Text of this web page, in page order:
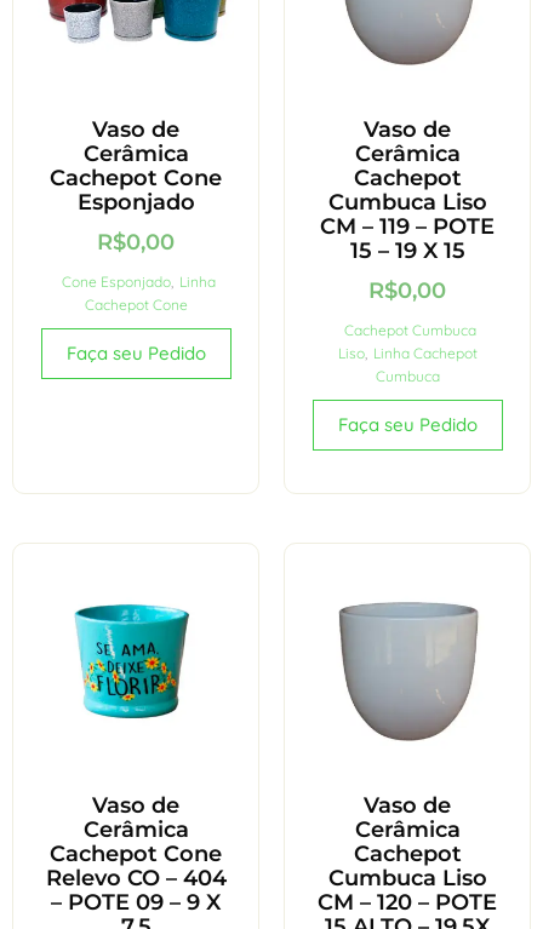
Vaso de
Cerâmica
Cachepot Cone
Esponjado
R$0,00
Cone Esponjado Linha
Cachepot Cone
Faça seu Pedido
Vaso de
Cerâmica
Cachepot
Cumbuca Liso
CM – 119 – POTE
15 – 19 X 15
R$0,00
Cachepot Cumbuca
Liso, Linha Cachepot
Cumbuca
Faça seu Pedido
Vaso de
Cerâmica
Cachepot Cone
Relevo CO – 404
– POTE 09 – 9 X
Vaso de
Cerâmica
Cachepot
Cumbuca Liso
CM – 120 – POTE